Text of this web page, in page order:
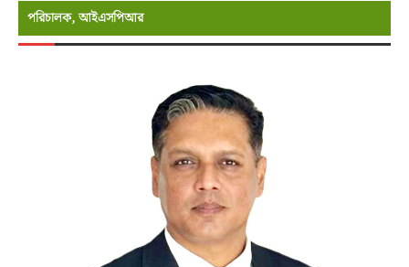
পরিচালক, আইএসপিআর